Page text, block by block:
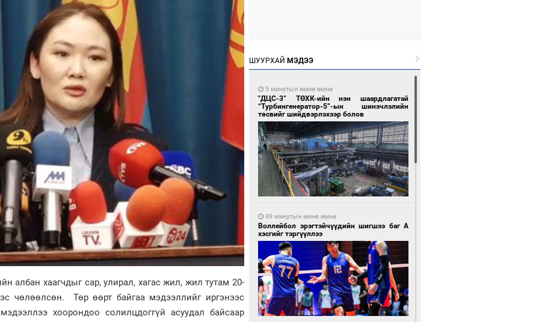
албан хаагчдыг сар, улирал, хагас жил, жил тутам 20-
чөлөөлсөн. Төр өөрт байгаа мэдээллийг иргэнээс
хоорондоо солилцдоггүй асуудал байсаар
ШУУРХАЙ МЭДЭЭ
9 минутын өмнө өмнө
"ДЦС-3” ТӨХК-ийн нэн шаардлагатай
“Турбингенератор-5”-ын шинэчлэлийн
төсвийг шийдвэрлэхээр болов
49 минутын өмнө өмнө
Воллейбол эрэгтэйчүүдийн шигшээ баг А
хэсгийг тэргүүллээ